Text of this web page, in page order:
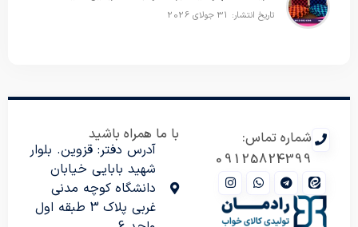
تاریخ انتشار: 31 جولای 2026
شماره تماس:
09125824399
با ما همراه باشید
آدرس دفتر: قزوین. بلوار
شهید بابایی خیابان
دانشگاه کوچه مدنی
غربی پلاک 3 طبقه اول